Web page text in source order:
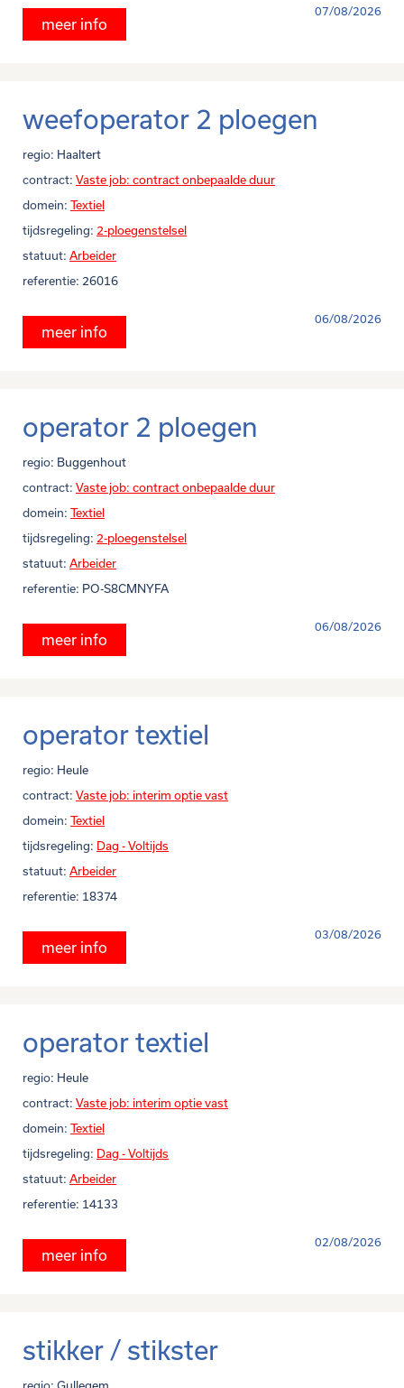
07/08/2026
meer info
weefoperator 2 ploegen
regio: Haaltert
contract: Vaste job: contract onbepaalde duur
domein: Textiel
tijdsregeling: 2-ploegenstelsel
statuut: Arbeider
referentie: 26016
06/08/2026
meer info
operator 2 ploegen
regio: Buggenhout
contract: Vaste job: contract onbepaalde duur
domein: Textiel
tijdsregeling: 2-ploegenstelsel
statuut: Arbeider
referentie: PO-S8CMNYFA
06/08/2026
meer info
operator textiel
regio: Heule
contract: Vaste job: interim optie vast
domein: Textiel
tijdsregeling: Dag - Voltijds
statuut: Arbeider
referentie: 18374
03/08/2026
meer info
operator textiel
regio: Heule
contract: Vaste job: interim optie vast
domein: Textiel
tijdsregeling: Dag - Voltijds
statuut: Arbeider
referentie: 14133
02/08/2026
meer info
stikker / stikster